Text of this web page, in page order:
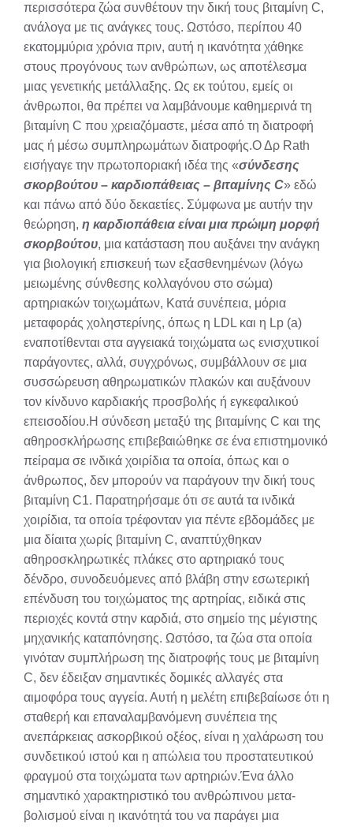
περισσότερα ζώα συνθέτουν την δική τους βιταμίνη C,
ανάλογα με τις ανάγκες τους. Ωστόσο, περίπου 40
εκατομμύρια χρόνια πριν, αυτή η ικανότητα χάθηκε
στους προγόνους των ανθρώπων, ως αποτέλεσμα
μιας γενετικής μετάλλαξης. Ως εκ τούτου, εμείς οι
άνθρωποι, θα πρέπει να λαμβάνουμε καθημερινά τη
βιταμίνη C που χρειαζόμαστε, μέσα από τη διατροφή
μας ή μέσω συμπληρωμάτων διατροφής.Ο Δρ Rath
εισήγαγε την πρωτοποριακή ιδέα της «σύνδεσης
σκορβούτου – καρδιοπάθειας – βιταμίνης C» εδώ
και πάνω από δύο δεκαετίες. Σύμφωνα με αυτήν την
θεώρηση, η καρδιοπάθεια είναι μια πρώιμη μορφή
σκορβούτου, μια κατάσταση που αυξάνει την ανάγκη
για βιολογική επισκευή των εξασθενημένων (λόγω
μειωμένης σύνθεσης κολλαγόνου στο σώμα)
αρτηριακών τοιχωμάτων, Κατά συνέπεια, μόρια
μεταφοράς χοληστερίνης, όπως η LDL και η Lp (a)
εναποτίθενται στα αγγειακά τοιχώματα ως ενισχυτικοί
παράγοντες, αλλά, συγχρόνως, συμβάλλουν σε μια
συσσώρευση αθηρωματικών πλακών και αυξάνουν
τον κίνδυνο καρδιακής προσβολής ή εγκεφαλικού
επεισοδίου.Η σύνδεση μεταξύ της βιταμίνης C και της
αθηροσκλήρωσης επιβεβαιώθηκε σε ένα επιστημονικό
πείραμα σε ινδικά χοιρίδια τα οποία, όπως και ο
άνθρωπος, δεν μπορούν να παράγουν την δική τους
βιταμίνη C1. Παρατηρήσαμε ότι σε αυτά τα ινδικά
χοιρίδια, τα οποία τρέφονταν για πέντε εβδομάδες με
μια δίαιτα χωρίς βιταμίνη C, αναπτύχθηκαν
αθηροσκληρωτικές πλάκες στο αρτηριακό τους
δένδρο, συνοδευόμενες από βλάβη στην εσωτερική
επένδυση του τοιχώματος της αρτηρίας, ειδικά στις
περιοχές κοντά στην καρδιά, στο σημείο της μέγιστης
μηχανικής καταπόνησης. Ωστόσο, τα ζώα στα οποία
γινόταν συμπλήρωση της διατροφής τους με βιταμίνη
C, δεν έδειξαν σημαντικές δομικές αλλαγές στα
αιμοφόρα τους αγγεία. Αυτή η μελέτη επιβεβαίωσε ότι η
σταθερή και επαναλαμβανόμενη συνέπεια της
ανεπάρκειας ασκορβικού οξέος, είναι η χαλάρωση του
συνδετικού ιστού και η απώλεια του προστατευτικού
φραγμού στα τοιχώματα των αρτηριών.Ένα άλλο
σημαντικό χαρακτηριστικό του ανθρώπινου μετα-
βολισμού είναι η ικανότητά του να παράγει μια